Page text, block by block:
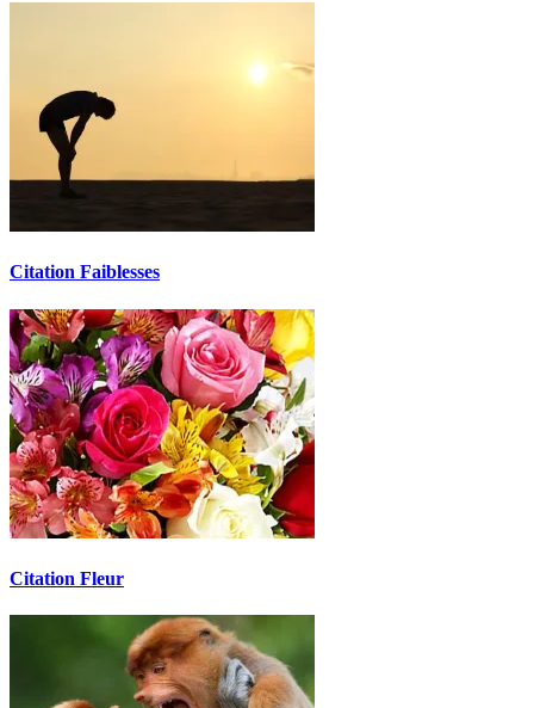
Citation Faiblesses
Citation Fleur